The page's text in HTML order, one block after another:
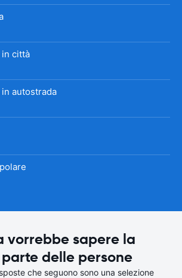
in città
autostrada
vorrebbe sapere la
delle persone
che seguono sono una selezione